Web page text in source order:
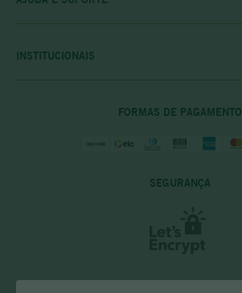
PRIVACIDADE E SEGURANÇA
INSTITUCIONAIS
FORMAS DE PAGAMENTO
SEGURANÇA